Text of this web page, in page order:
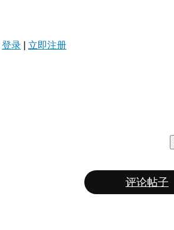
登录 立即注册
评论帖子